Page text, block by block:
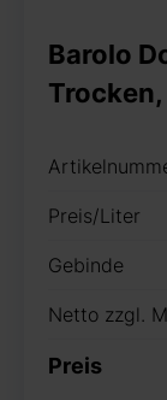
Barolo
Preis/Liter
Gebinde
Netto zzgl.
Preis